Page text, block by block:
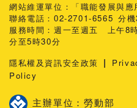
網站維運單位：「職能發展與
聯絡電話：02-2701-6565 分
服務時間：週一至週五 上午8
分至5時30分
隱私權及資訊安全政策 |
Policy
主辦單位：勞動部